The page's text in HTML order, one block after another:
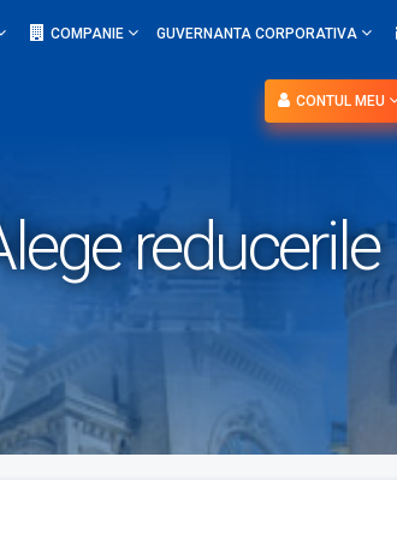
COMPANIE GUVERNANTA CORPORATIVA
CONTUL MEU
reducerile